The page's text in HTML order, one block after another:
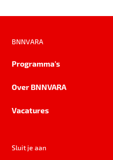
BNNVARA
Programma's
Over BNNVARA
Vacatures
Sluit je aan